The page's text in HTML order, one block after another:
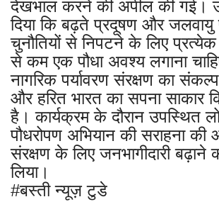
देखभाल करने की अपील की गई।
दिया कि बढ़ते प्रदूषण और जलवायु
चुनौतियों से निपटने के लिए
से कम एक पौधा अवश्य लगाना
नागरिक पर्यावरण संरक्षण का
और हरित भारत का सपना साकार
है। कार्यक्रम के दौरान उपस्थित
पौधरोपण अभियान की सराहना की
संरक्षण के लिए जनभागीदारी
लिया।
#बस्ती न्यूज़ टुडे